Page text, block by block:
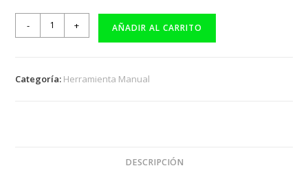
- + AÑADIR AL CARRITO
Categoría: Herramienta Manual
DESCRIPCIÓN